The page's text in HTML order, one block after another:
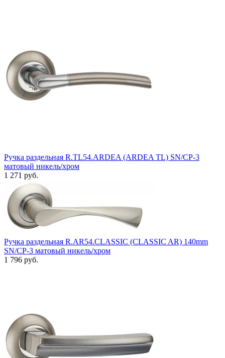
Ручка раздельная R.TL54.ARDEA (ARDEA TL) SN/CP-3
матовый никель/хром
1 271 руб.
Ручка раздельная R.AR54.CLASSIC (CLASSIC AR) 140mm
SN/CP-3 матовый никель/хром
1 796 руб.